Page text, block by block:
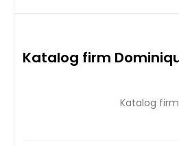
Katalog firm
Katalog